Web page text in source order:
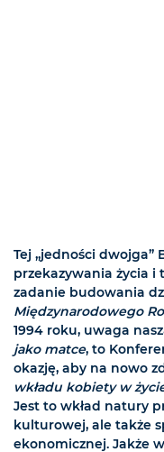
Tej „jedności dwojga”
przekazywania życia i
zadanie budowania
Międzynarodowego
1994 roku, uwaga
jako matce, to
okazję, aby na nowo
wkładu kobiety w
Jest to wkład natury
kulturowej, ale także
ekonomicznej. Jakże